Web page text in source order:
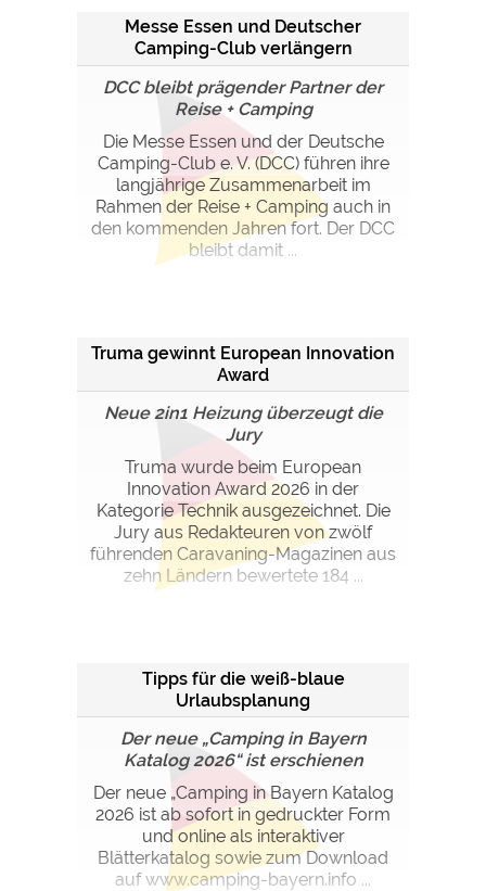
Messe Essen und Deutscher
Camping-Club verlängern
Kooperation
DCC bleibt prägender Partner der
Reise + Camping
Die Messe Essen und der Deutsche
Camping-Club e. V. (DCC) führen ihre
langjährige Zusammenarbeit im
Rahmen der Reise + Camping auch in
den kommenden Jahren fort. Der DCC
bleibt damit ...
Truma gewinnt European Innovation
Award
Neue 2in1 Heizung überzeugt die
Jury
Truma wurde beim European
Innovation Award 2026 in der
Kategorie Technik ausgezeichnet. Die
Jury aus Redakteuren von zwölf
führenden Caravaning-Magazinen aus
zehn Ländern bewertete 184 ...
Tipps für die weiß-blaue
Urlaubsplanung
Der neue „Camping in Bayern
Katalog 2026“ ist erschienen
Der neue „Camping in Bayern Katalog
2026 ist ab sofort in gedruckter Form
und online als interaktiver
Blätterkatalog sowie zum Download
auf www.camping-bayern.info ...